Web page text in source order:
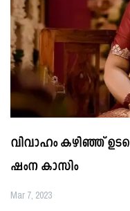
വിവാഹം കഴിഞ്ഞ്
ഷംന കാസിം
Mar 7, 2023